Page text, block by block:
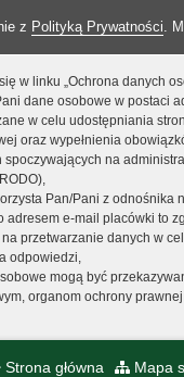
z Polityką Prywatności.
w linku „Ochrona danych
dane osobowe w postaci
w celu udostępniania
oraz wypełnienia
spoczywających na
Pan/Pani z odnośnika
adresem e-mail placówki to
na przetwarzanie danych w
odpowiedzi,
mogą być
organom ochrony
Strona główna Mapa